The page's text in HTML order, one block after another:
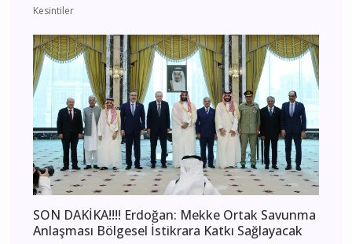
Kesintiler
SON DAKİKA!!!! Erdoğan: Mekke Ortak Savunma
Anlaşması Bölgesel İstikrara Katkı Sağlayacak